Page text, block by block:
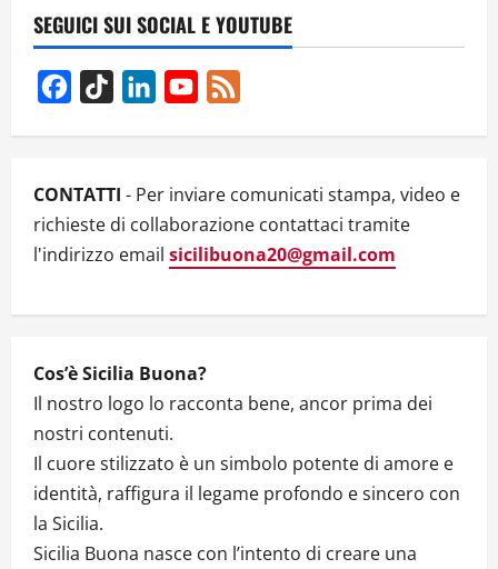
quante
stelle
sono
cielo?
Ninne
nanne
paesi
lontani”
–
Caterina
Pontrandolfo
e
SEGUICI SUI SOCIAL E YOUTUBE
Facebook
TikTok LinkedInYouTube
CONTATTI - Per inviare comunicati stampa, video e
richieste di collaborazione contattaci tramite
l'indirizzo email sicilibuona20@gmail.com
Cos’è Sicilia Buona?
Il nostro logo lo racconta bene, ancor prima dei
nostri contenuti.
Il cuore stilizzato è un simbolo potente di amore e
identità, raffigura il legame profondo e sincero con
la Sicilia.
Sicilia Buona nasce con l’intento di creare una